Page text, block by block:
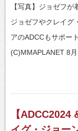
【写真】ジョゼフ
ジョゼフやクレイグ
アのADCCもサポー
(C)MMAPLANET 8
【